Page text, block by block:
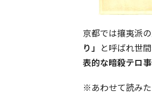
京都では攘夷派
り」 と呼ばれ世
表的な暗殺テロ
※あわせて読みた